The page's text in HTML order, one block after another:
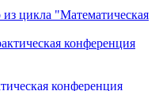
цикла "Математическая
конференция